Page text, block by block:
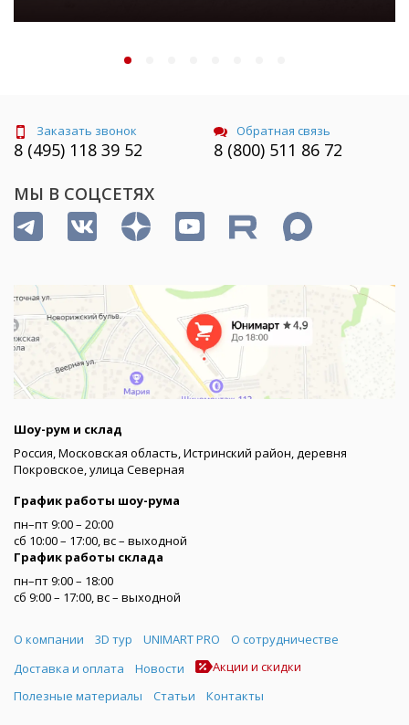
Заказать звонок
8 (495) 118 39 52
Обратная связь
8 (800) 511 86 72
МЫ В СОЦСЕТЯХ
Шоу-рум и склад
Россия, Московская область, Истринский район, деревня
Покровское, улица Северная
График работы шоу-рума
пн–пт 9:00 – 20:00
сб 10:00 – 17:00, вс – выходной
График работы склада
пн–пт 9:00 – 18:00
сб 9:00 – 17:00, вс – выходной
Меню
О компании 3D тур UNIMART PRO
О сотрудничестве
Доставка и оплата
Новости
Акции и скидки
Полезные материалы
Статьи Контакты